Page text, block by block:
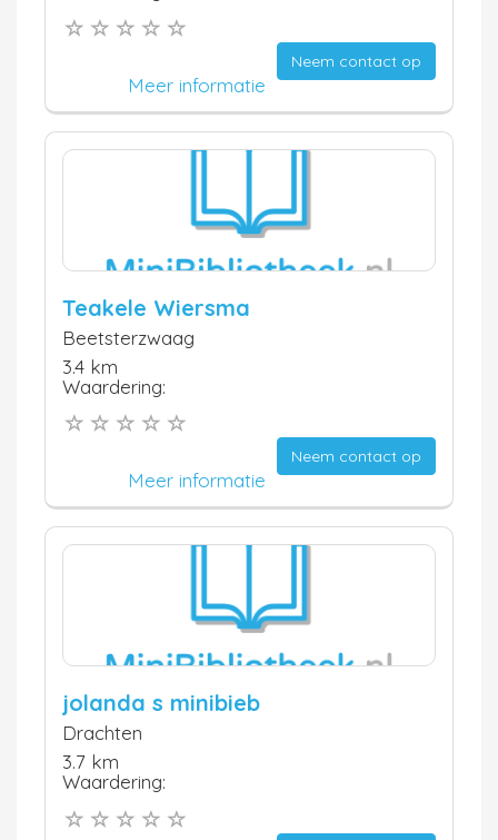
Neem contact op
Meer informatie
Teakele Wiersma
Beetsterzwaag
3.4 km
Waardering:
Neem contact op
Meer informatie
jolanda s minibieb
Drachten
3.7 km
Waardering: